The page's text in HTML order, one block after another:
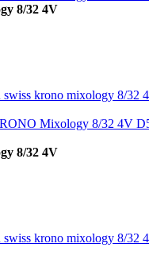
8/32 4V
Mixology 8/32 4V
8/32 4V